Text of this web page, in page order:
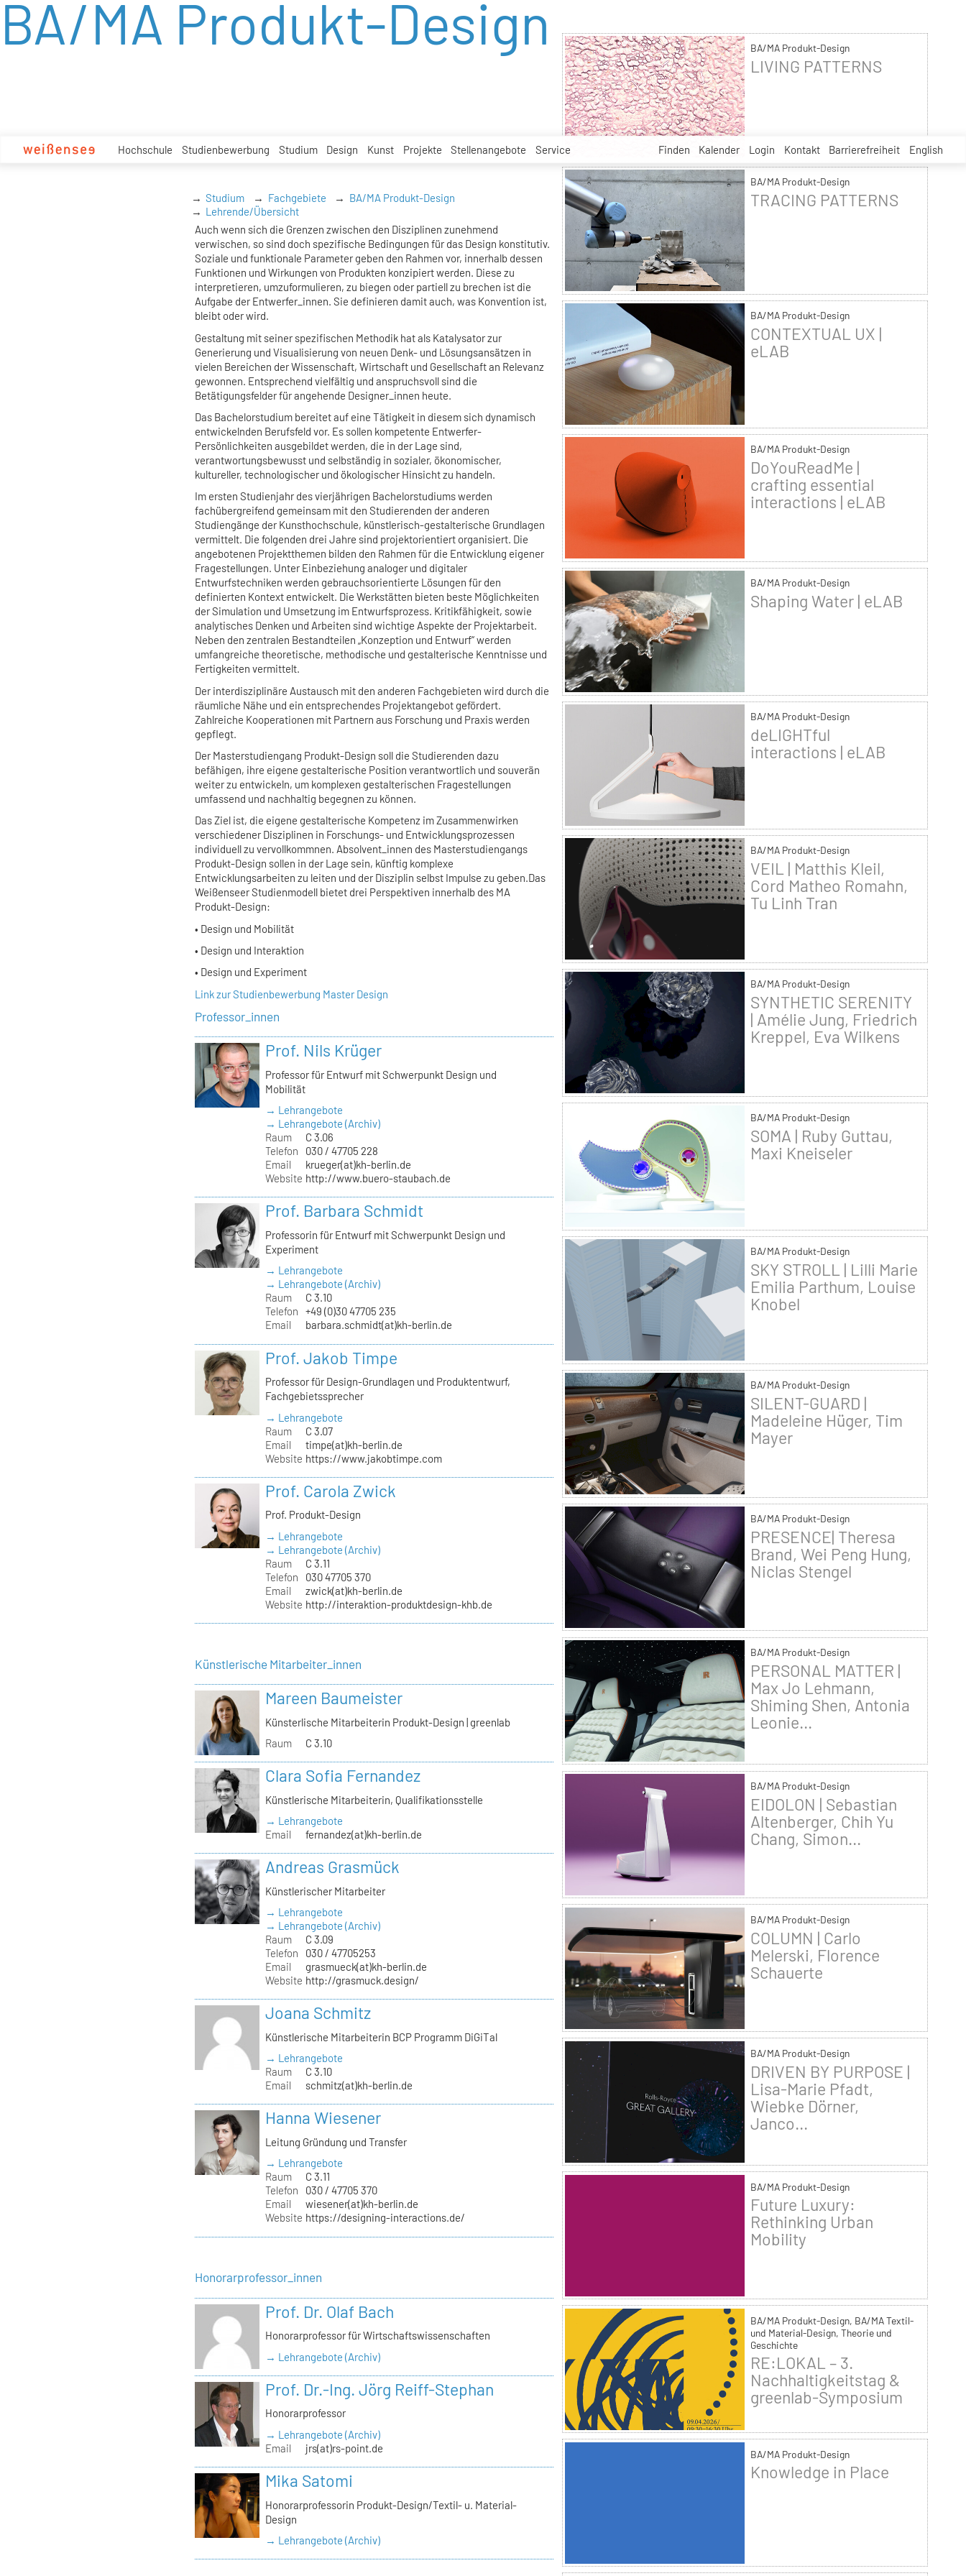
zum
Inhalt
Hochschule Studienbewerbung Studium Design Kunst Projekte Stellenangebote Service Finden Kalender Login Kontakt Barrierefreiheit English
BA/MA Produkt-Design
Studium Fachgebiete
BA/MA Produkt-Design
Lehrende/Übersicht
Auch wenn sich die Grenzen zwischen den Disziplinen zunehmend
verwischen, so sind doch spezifische Bedingungen für das Design konstitutiv.
Soziale und funktionale Parameter geben den Rahmen vor, innerhalb dessen
Funktionen und Wirkungen von Produkten konzipiert werden. Diese zu
interpretieren, umzuformulieren, zu biegen oder partiell zu brechen ist die
Aufgabe der Entwerfer_innen. Sie definieren damit auch, was Konvention ist,
bleibt oder wird.
Gestaltung mit seiner spezifischen Methodik hat als Katalysator zur
Generierung und Visualisierung von neuen Denk- und Lösungsansätzen in
vielen Bereichen der Wissenschaft, Wirtschaft und Gesellschaft an Relevanz
gewonnen. Entsprechend vielfältig und anspruchsvoll sind die
Betätigungsfelder für angehende Designer_innen heute.
Das Bachelorstudium bereitet auf eine Tätigkeit in diesem sich dynamisch
entwickelnden Berufsfeld vor. Es sollen kompetente Entwerfer-
Persönlichkeiten ausgebildet werden, die in der Lage sind,
verantwortungsbewusst und selbständig in sozialer, ökonomischer,
kultureller, technologischer und ökologischer Hinsicht zu handeln.
Im ersten Studienjahr des vierjährigen Bachelorstudiums werden
fachübergreifend gemeinsam mit den Studierenden der anderen
Studiengänge der Kunsthochschule, künstlerisch-gestalterische Grundlagen
vermittelt. Die folgenden drei Jahre sind projektorientiert organisiert. Die
angebotenen Projektthemen bilden den Rahmen für die Entwicklung eigener
Fragestellungen. Unter Einbeziehung analoger und digitaler
Entwurfstechniken werden gebrauchsorientierte Lösungen für den
definierten Kontext entwickelt. Die Werkstätten bieten beste Möglichkeiten
der Simulation und Umsetzung im Entwurfsprozess. Kritikfähigkeit, sowie
analytisches Denken und Arbeiten sind wichtige Aspekte der Projektarbeit.
Neben den zentralen Bestandteilen „Konzeption und Entwurf“ werden
umfangreiche theoretische, methodische und gestalterische Kenntnisse und
Fertigkeiten vermittelt.
Der interdisziplinäre Austausch mit den anderen Fachgebieten wird durch die
räumliche Nähe und ein entsprechendes Projektangebot gefördert.
Zahlreiche Kooperationen mit Partnern aus Forschung und Praxis werden
gepflegt.
Der Masterstudiengang Produkt-Design soll die Studierenden dazu
befähigen, ihre eigene gestalterische Position verantwortlich und souverän
weiter zu entwickeln, um komplexen gestalterischen Fragestellungen
umfassend und nachhaltig begegnen zu können.
Das Ziel ist, die eigene gestalterische Kompetenz im Zusammenwirken
verschiedener Disziplinen in Forschungs- und Entwicklungsprozessen
individuell zu vervollkommnen. Absolvent_innen des Masterstudiengangs
Produkt-Design sollen in der Lage sein, künftig komplexe
Entwicklungsarbeiten zu leiten und der Disziplin selbst Impulse zu geben.Das
Weißenseer Studienmodell bietet drei Perspektiven innerhalb des MA
Produkt-Design:
• Design und Mobilität
• Design und Interaktion
• Design und Experiment
Link zur Studienbewerbung Master Design
Professor_innen
Prof. Nils Krüger
Professor für Entwurf mit Schwerpunkt Design und
Mobilität
→ Lehrangebote
→ Lehrangebote (Archiv)
Raum
C 3.06
Telefon
030 / 47705 228
Email
krueger(at)kh-berlin.de
Website http://www.buero-staubach.de
Prof. Barbara Schmidt
Professorin für Entwurf mit Schwerpunkt Design und
Experiment
→ Lehrangebote
→ Lehrangebote (Archiv)
Raum
C 3.10
Telefon
+49 (0)30 47705 235
Email
barbara.schmidt(at)kh-berlin.de
Prof. Jakob Timpe
Professor für Design-Grundlagen und Produktentwurf,
Fachgebietssprecher
→ Lehrangebote
Raum
C 3.07
Email
timpe(at)kh-berlin.de
Website https://www.jakobtimpe.com
Prof. Carola Zwick
Prof. Produkt-Design
→ Lehrangebote
→ Lehrangebote (Archiv)
Raum
C 3.11
Telefon
030 47705 370
Email
zwick(at)kh-berlin.de
Website http://interaktion-produktdesign-khb.de
Künstlerische Mitarbeiter_innen
Mareen Baumeister
Künsterlische Mitarbeiterin Produkt-Design | greenlab
Raum
C 3.10
Clara Sofia Fernandez
Künstlerische Mitarbeiterin, Qualifikationsstelle
→ Lehrangebote
Email
fernandez(at)kh-berlin.de
Andreas Grasmück
Künstlerischer Mitarbeiter
→ Lehrangebote
→ Lehrangebote (Archiv)
Raum
C 3.09
Telefon
030 / 47705253
Email
grasmueck(at)kh-berlin.de
Website http://grasmuck.design/
Joana Schmitz
Künstlerische Mitarbeiterin BCP Programm DiGiTal
→ Lehrangebote
Raum
C 3.10
Email
schmitz(at)kh-berlin.de
Hanna Wiesener
Leitung Gründung und Transfer
→ Lehrangebote
Raum
C 3.11
Telefon
030 / 47705 370
Email
wiesener(at)kh-berlin.de
Website https://designing-interactions.de/
Honorarprofessor_innen
Prof. Dr. Olaf Bach
Honorarprofessor für Wirtschaftswissenschaften
→ Lehrangebote (Archiv)
Prof. Dr.-Ing. Jörg Reiff-Stephan
Honorarprofessor
→ Lehrangebote (Archiv)
Email
jrs(at)rs-point.de
Mika Satomi
Honorarprofessorin Produkt-Design/Textil- u. Material-
Design
→ Lehrangebote (Archiv)
BA/MA Produkt-Design
LIVING PATTERNS
BA/MA Produkt-Design
TRACING PATTERNS
BA/MA Produkt-Design
CONTEXTUAL UX |
eLAB
BA/MA Produkt-Design
DoYouReadMe |
crafting essential
interactions | eLAB
BA/MA Produkt-Design
Shaping Water | eLAB
BA/MA Produkt-Design
deLIGHTful
interactions | eLAB
BA/MA Produkt-Design
VEIL | Matthis Kleil,
Cord Matheo Romahn,
Tu Linh Tran
BA/MA Produkt-Design
SYNTHETIC SERENITY
| Amélie Jung, Friedrich
Kreppel, Eva Wilkens
BA/MA Produkt-Design
SOMA | Ruby Guttau,
Maxi Kneiseler
BA/MA Produkt-Design
SKY STROLL | Lilli Marie
Emilia Parthum, Louise
Knobel
BA/MA Produkt-Design
SILENT-GUARD |
Madeleine Hüger, Tim
Mayer
BA/MA Produkt-Design
PRESENCE| Theresa
Brand, Wei Peng Hung,
Niclas Stengel
BA/MA Produkt-Design
PERSONAL MATTER |
Max Jo Lehmann,
Shiming Shen, Antonia
Leonie...
BA/MA Produkt-Design
EIDOLON | Sebastian
Altenberger, Chih Yu
Chang, Simon...
BA/MA Produkt-Design
COLUMN | Carlo
Melerski, Florence
Schauerte
BA/MA Produkt-Design
DRIVEN BY PURPOSE |
Lisa-Marie Pfadt,
Wiebke Dörner,
Janco...
BA/MA Produkt-Design
Future Luxury:
Rethinking Urban
Mobility
BA/MA Produkt-Design, BA/MA Textil-
und Material-Design, Theorie und
Geschichte
RE:LOKAL – 3.
Nachhaltigkeitstag &
greenlab-Symposium
BA/MA Produkt-Design
Knowledge in Place